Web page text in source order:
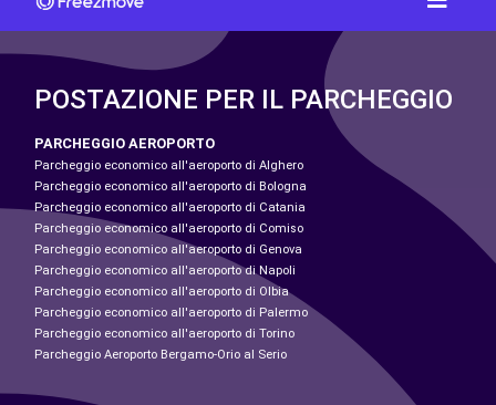
POSTAZIONE PER IL PARCHEGGIO
PARCHEGGIO AEROPORTO
Parcheggio economico all'aeroporto di Alghero
Parcheggio economico all'aeroporto di Bologna
Parcheggio economico all'aeroporto di Catania
Parcheggio economico all'aeroporto di Comiso
Parcheggio economico all'aeroporto di Genova
Parcheggio economico all'aeroporto di Napoli
Parcheggio economico all'aeroporto di Olbia
Parcheggio economico all'aeroporto di Palermo
Parcheggio economico all'aeroporto di Torino
Parcheggio Aeroporto Bergamo-Orio al Serio